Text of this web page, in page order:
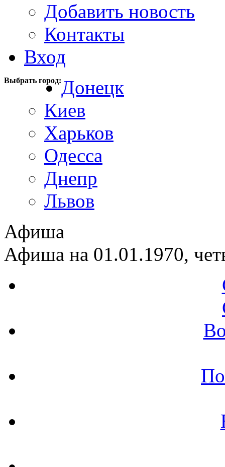
Добавить новость
Контакты
Вход
Выбрать город:Донецк
Киев
Харьков
Одесса
Днепр
Львов
Афиша
Афиша на 01.01.1970,